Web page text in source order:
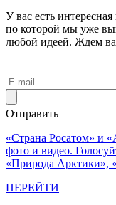
У вас есть
по которой мы уже
любой идеей. Ждем
Отправить
«Страна Росатом» и
фото и видео.
«Природа Арктики»,
ПЕРЕЙТИ